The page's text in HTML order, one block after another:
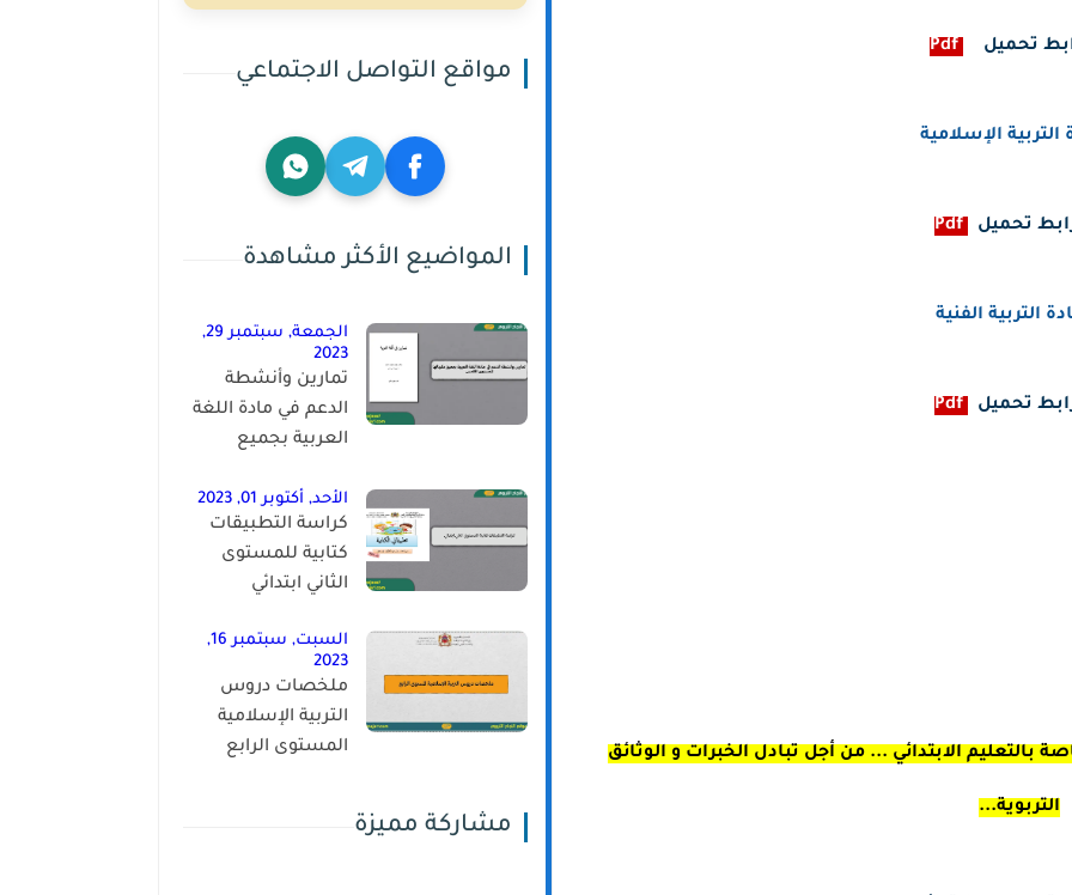
تحميل Pdf
الإسلامية
تحميل
التربية الفنية
تحميل
بالتعليم الابتدائي ... من أجل تبادل الخبرات و الوثائق
التربوية...
مواقع التواصل الاجتماعي
المواضيع الأكثر مشاهدة
الجمعة, سبتمبر 29,
2023
تمارين وأنشطة
الدعم في مادة اللغة
العربية بجميع
الخامس
الأحد, أكتوبر 01, 2023
كراسة التطبيقات
كتابية للمستوى
الثاني ابتدائي
السبت, سبتمبر 16,
2023
ملخصات دروس
التربية الإسلامية
المستوى الرابع
مشاركة مميزة